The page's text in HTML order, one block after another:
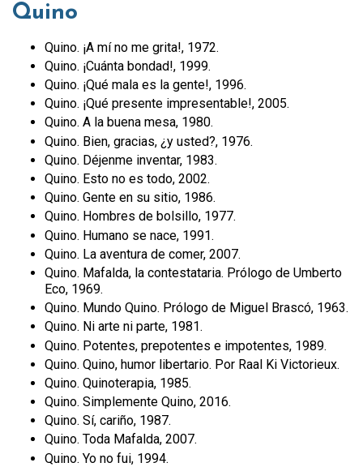
Quino
Quino. ¡A mí no me grita!, 1972.
Quino. ¡Cuánta bondad!, 1999.
Quino. ¡Qué mala es la gente!, 1996.
Quino. ¡Qué presente impresentable!, 2005.
Quino. A la buena mesa, 1980.
Quino. Bien, gracias, ¿y usted?, 1976.
Quino. Déjenme inventar, 1983.
Quino. Esto no es todo, 2002.
Quino. Gente en su sitio, 1986.
Quino. Hombres de bolsillo, 1977.
Quino. Humano se nace, 1991.
Quino. La aventura de comer, 2007.
Quino. Mafalda, la contestataria. Prólogo de Umberto
Eco, 1969.
Quino. Mundo Quino. Prólogo de Miguel Brascó, 1963.
Quino. Ni arte ni parte, 1981.
Quino. Potentes, prepotentes e impotentes, 1989.
Quino. Quino, humor libertario. Por Raal Ki Victorieux.
Quino. Quinoterapia, 1985.
Quino. Simplemente Quino, 2016.
Quino. Sí, cariño, 1987.
Quino. Toda Mafalda, 2007.
Quino. Yo no fui, 1994.